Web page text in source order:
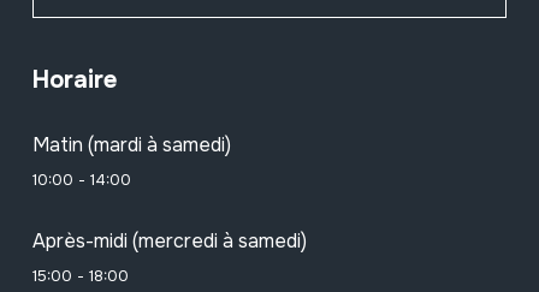
Horaire
Matin (mardi à samedi)
10:00 - 14:00
Après-midi (mercredi à samedi)
15:00 - 18:00